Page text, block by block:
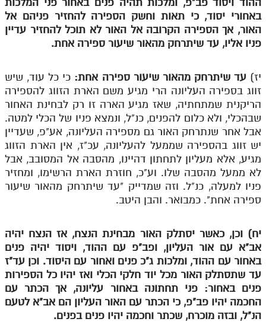
תלמוד עשר הספירות חלק ח
תלמוד עשר הספירות חלק ט
תלמוד עשר הספירות חלק יא
תלמוד עשר הספירות חלק יב
תלמוד עשר הספירות חלק יג
תלמוד עשר הספירות חלק יד
תלמוד עשר הספירות חלק טו
תלמוד עשר הספירות חלק טז
אודות האתר
אודות האתר
בעל הסולם
אתר הבית
באחורי יסוד, כי תאות וחשק הספירה להחזיר פניהם אל
האור, אך הספירה הקרובה אל האור לא תוכל להחזיר עדיין
פניו אליו, עד שיתרחק מהאור שיעור ספירה אחת.
יז) עד שיתרחק מהאור שיעור ספירה אחת: כי כל עוד, שיש
זווג בספירה העליונה הרי מגיע משם הארת הזווג להספירה
הריקנית שמתחתיה, שאז מגיע הארה זו רק לבחינת האחור
שבהכלי, ולא כלום להפנים, כנ"ל, ונמצא פניו של הכלי למטה.
אבל אחר שנתרחק האור גם מספירה העליונה, אע"פ, שעדיין
יש זווג בהספירה שממעל להעליונה, עכ"ז, אין הארת הזווג
מגיע, אלא מעליון לתחתון דהיינו, מהסבה אל המסובב, אבל
לא ממעל מהסבה שלו. וע"כ, חוזרת הארת הרשימו, ומחזיר
פניו למעלה, כנ"ל. וזה שמדייק "עד שיתרחק מהאור שיעור
ספירה אחת". כמבואר. והבן היטב.
יח) וכן, כאשר יסתלק האור מבחינת הנצח, אז הנצח יהיה
אב"א עם אור העליון, ופב"פ עם ההוד, ויסוד יהיה פנים
באחור עם ההוד, ומלכות ג"כ פנים ואחור עם היסוד. וכן עד"ז
עד שתסתלק האור מכל יוד חלקי הכלי ואז יהיו כל הספירות
פנים באחור: פני תחתונה באחור עליונה, אך הכתר עם
החכמה יהיו פב"פ, כי הכתר עם האור העליון הם אב"א לטעם
הנ"ל, ובזה מוכרח, שכתר וחכמה יהיו פנים בפנים.